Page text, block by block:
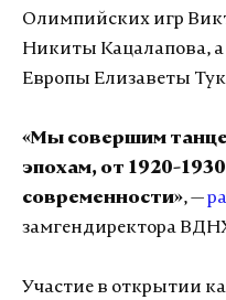
Олимпийских игр
Никиты Кацалапова,
Европы Елизаветы
«Мы совершим
эпохам, от 1920-
современности», —
замгендиректора
Участие в открытии